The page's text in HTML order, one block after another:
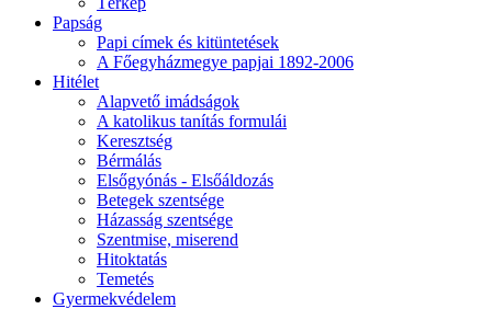
Papság
Papi címek és kitüntetések
A Főegyházmegye papjai 1892-2006
Hitélet
Alapvető imádságok
A katolikus tanítás formulái
Keresztség
Bérmálás
Elsőgyónás - Elsőáldozás
Betegek szentsége
Házasság szentsége
Szentmise, miserend
Hitoktatás
Temetés
Gyermekvédelem